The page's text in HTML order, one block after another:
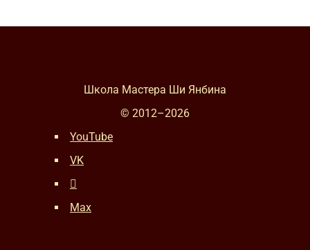
Школа Мастера Ши Янбина
© 2012–2026
YouTube
VK
Max